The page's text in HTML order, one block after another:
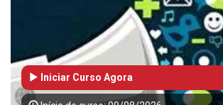
Iniciar Curso Agora